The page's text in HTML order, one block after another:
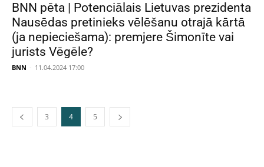
BNN pēta | Potenciālais Lietuvas prezidenta
Nausēdas pretinieks vēlēšanu otrajā kārtā
(ja nepieciešama): premjere Šimonīte vai
jurists Vēgēle?
BNN - 11.04.2024 17:00
3 4 5